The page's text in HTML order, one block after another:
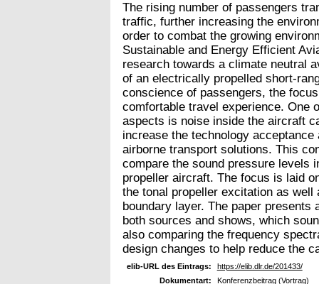
The rising number of passengers
traffic, further increasing the
order to combat the growing
Sustainable and Energy Efficient
research towards a climate neutral
of an electrically propelled short-
conscience of passengers, the
comfortable travel experience. One
aspects is noise inside the aircraft
increase the technology
airborne transport solutions. This
compare the sound pressure levels
propeller aircraft. The focus is laid
the tonal propeller excitation as
boundary layer. The paper
both sources and shows, which
also comparing the frequency
design changes to help reduce the
elib-URL des Eintrags:
https://elib.dlr.de/201433/
Dokumentart:
Konferenzbeitrag (Vortrag)